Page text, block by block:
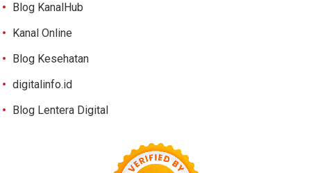
Blog KanalHub
Kanal Online
Blog Kesehatan
digitalinfo.id
Blog Lentera Digital